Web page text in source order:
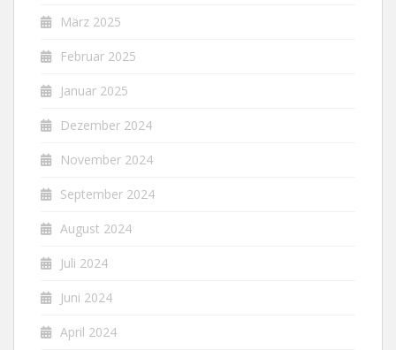
März 2025
Februar 2025
Januar 2025
Dezember 2024
November 2024
September 2024
August 2024
Juli 2024
Juni 2024
April 2024